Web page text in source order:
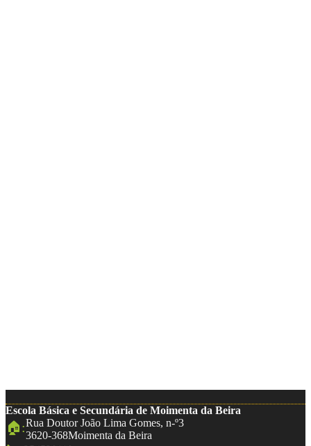
Escola Básica e Secundária de Moimenta da Beira
🏠:Rua Doutor João Lima Gomes, n-º3
3620-368Moimenta da Beira